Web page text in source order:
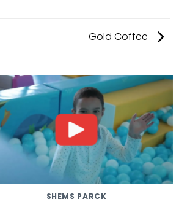
Gold Coffee
SHEMS PARCK